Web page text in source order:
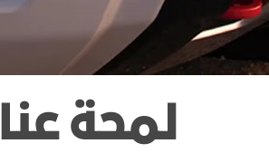
إبتداءً من : *551,000 د.أ
لمحة عنا